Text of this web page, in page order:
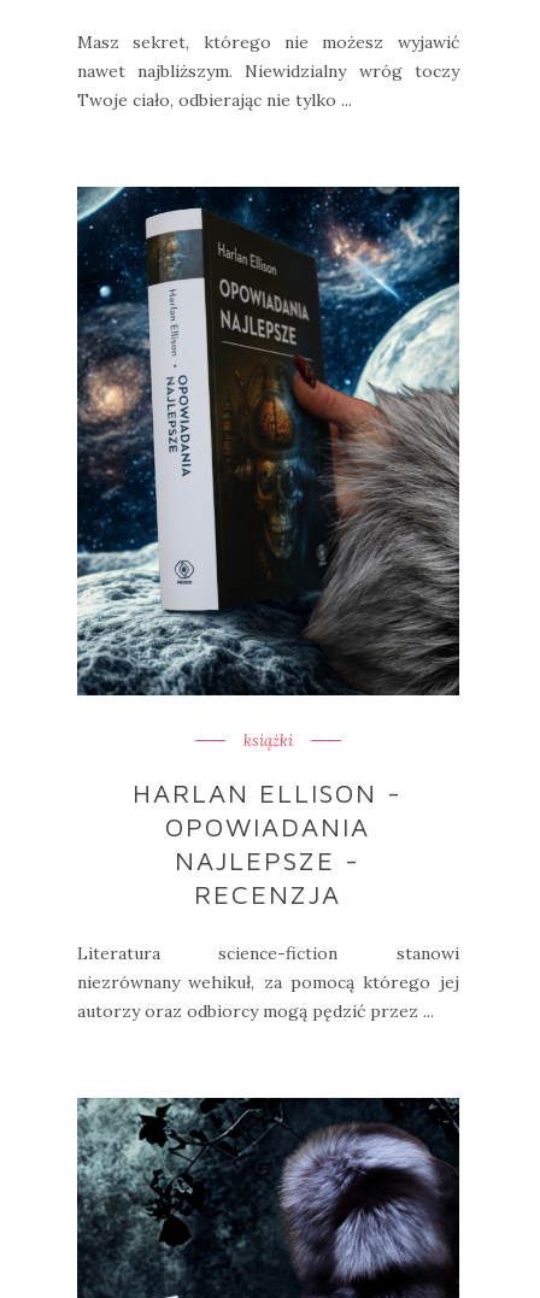
Masz sekret, którego nie możesz wyjawić
nawet najbliższym. Niewidzialny wróg toczy
Twoje ciało, odbierając nie tylko ...
książki
HARLAN ELLISON -
OPOWIADANIA
NAJLEPSZE -
RECENZJA
Literatura science-fiction stanowi
niezrównany wehikuł, za pomocą którego jej
autorzy oraz odbiorcy mogą pędzić przez ...